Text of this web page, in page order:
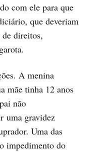
com ele para que
que deveriam
de direitos,
A menina
mãe tinha 12 anos
não
uma gravidez
Uma das
impedimento do